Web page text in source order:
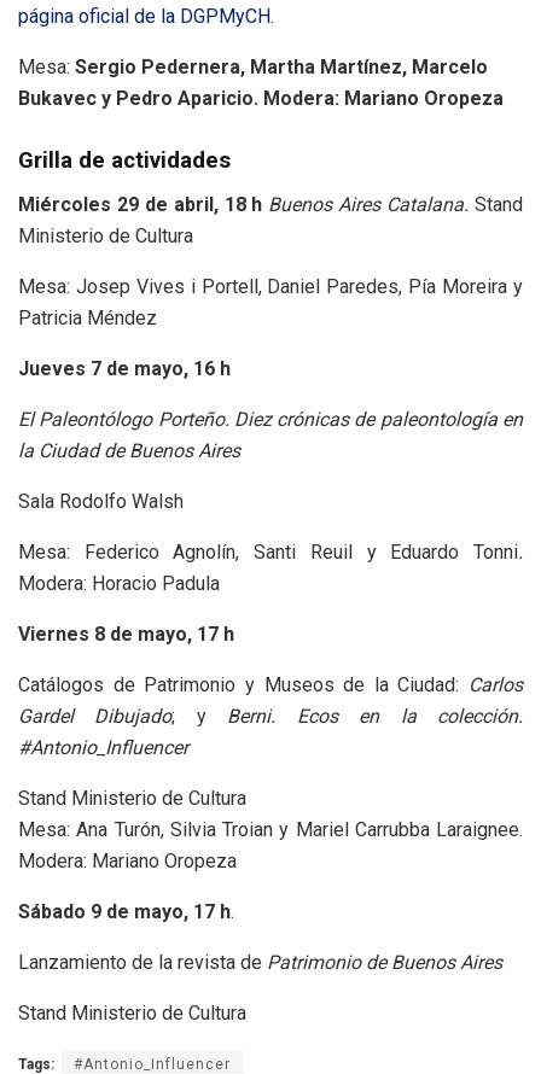
página oficial de la DGPMyCH.
Mesa: Sergio Pedernera, Martha Martínez, Marcelo
Bukavec y Pedro Aparicio. Modera: Mariano Oropeza
Grilla de actividades
Miércoles 29 de abril, 18 h Buenos Aires Catalana.Stand
Ministerio de Cultura
Mesa: Josep Vives i Portell, Daniel Paredes, Pía Moreira y
Patricia Méndez
Jueves 7 de mayo, 16 h
El Paleontólogo Porteño. Diez crónicas de paleontología en
la Ciudad de Buenos Aires
Sala Rodolfo Walsh
Mesa: Federico Agnolín, Santi Reuil y Eduardo Tonni.
Modera: Horacio Padula
Viernes 8 de mayo, 17 h
Catálogos de Patrimonio y Museos de la Ciudad: Carlos
Gardel Dibujado; y Berni. Ecos en la colección.
#Antonio_Influencer
Stand Ministerio de Cultura
Mesa: Ana Turón, Silvia Troian y Mariel Carrubba Laraignee.
Modera: Mariano Oropeza
Sábado 9 de mayo, 17 h.
Lanzamiento de la revista de Patrimonio de Buenos Aires
Stand Ministerio de Cultura
Tags: #Antonio_Influencer